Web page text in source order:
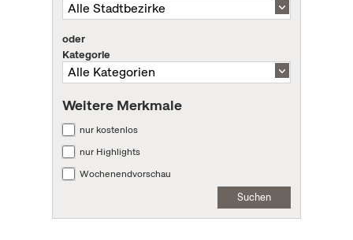
oder
Kategorie
Weitere Merkmale
nur kostenlos
nur Highlights
Wochenendvorschau
Suchen